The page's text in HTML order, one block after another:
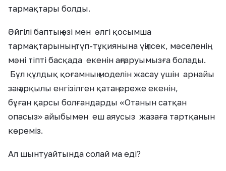
тармақтары болды.
Әйгілі баптың өзі мен әлгі қосымша
тармақтарының түп-тұқиянына үңілсек, мәселенің
мәні тіпті басқада екенін аңғаруымызға болады.
Бұл құлдық қоғамның моделін жасау үшін арнайы
заң арқылы енгізілген қатаң ереже екенін,
бұған қарсы болғандарды «Отанын сатқан
опасыз» айыбымен еш аяусыз жазаға тартқанын
көреміз.
Ал шынтуайтында солай ма еді?